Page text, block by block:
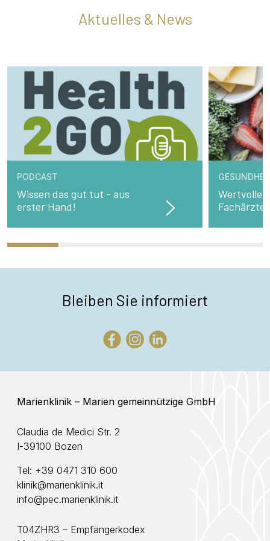
Aktuelles & News
PODCAST
Wissen das gut tut - aus
erster Hand!
Wertvolle
Bleiben Sie informiert
Marienklinik – Marien gemeinnützige GmbH
Claudia de Medici Str. 2
I-39100 Bozen
Tel: +39 0471 310 600
klinik@marienklinik.it
info@pec.marienklinik.it
T04ZHR3 – Empfängerkodex